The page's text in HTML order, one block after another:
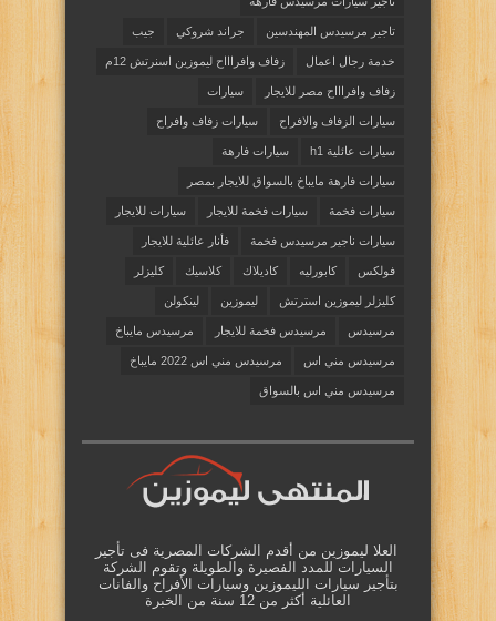
تاجير مرسيدس المهندسين جراند شروكي جيب
خدمة رجال اعمال زفاف وافراااح ليموزين اسنرتش 12م
زفاف وافراااح مصر للايجار سيارات
سيارات الزفاف والافراح سيارات زفاف وافراح
سيارات عائلية h1 سيارات فارهة
سيارات فارهة مايباخ بالسواق للايجار بمصر
سيارات فخمة سيارات فخمة للايجار سيارات للايجار
سيارات ناجير مرسيدس فخمة فأنار عائلية للايجار
فولكس كابورليه كاديلاك كلاسيك كليزلر
كليزلر ليموزين استرتش ليموزين لينكولن
مرسيدس مرسيدس فخمة للايجار مرسيدس مايباخ
مرسيدس مني اس مرسيدس مني اس 2022 مايباخ
مرسيدس مني اس بالسواق
العلا ليموزين من أقدم الشركات المصرية فى تأجير
السيارات للمدد الفصيرة والطويلة وتقوم الشركة
بتأجير سيارات الليموزين وسيارات الأفراح والفانات
العائلية أكثر من 12 سنة من الخبرة